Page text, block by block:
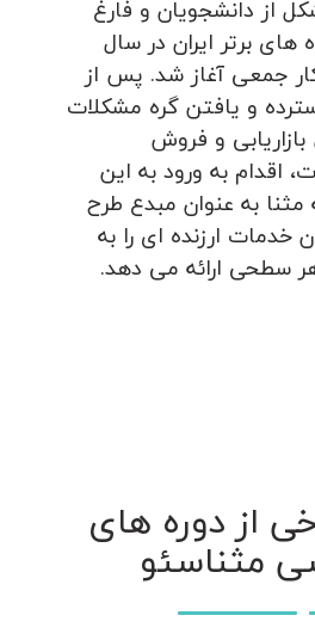
از دانشجویان و فارغ
های برتر ایران در سال
کار جمعی آغاز شد. پس از
و یافتن گره مشکلات
و فروش
اقدام به ورود به این
به عنوان مبدع طرح
خدمات ارزنده ای را به
سطحی ارائه می دهد.
از دوره های
مثناسئو